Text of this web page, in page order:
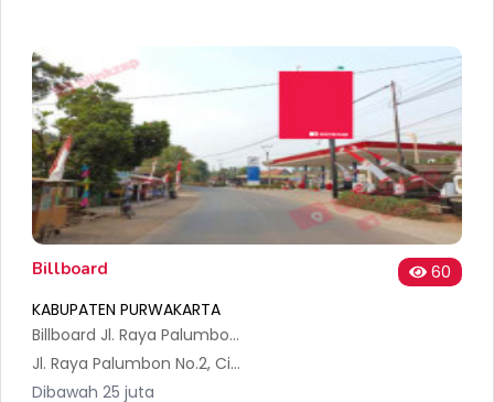
Billboard
60
KABUPATEN PURWAKARTA
Billboard Jl. Raya Palumbon, Citamiang, Kec. Maniis, Kabupaten Purwakarta (Sisi2)
Jl. Raya Palumbon No.2, Citamiang, Kec. Maniis, Kabupaten Purwakarta, Jawa Barat 41166, Indonesia
Dibawah 25 juta